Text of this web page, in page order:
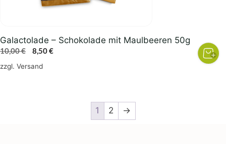
Galactolade – Schokolade mit Maulbeeren 50g
10,00€
Ursprünglicher
Preis
8,50€Aktueller
zzgl. Versand
1 2 →